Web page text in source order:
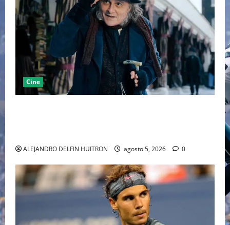
Cine
ALEJANDRO DELFIN HUITRON agosto 5, 2026 0